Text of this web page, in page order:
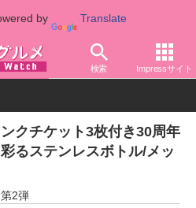
by Translate
検索 Impressサイト
スターバックス
クチケット3枚付き30周年
るステンレスボトル/メッ
2弾